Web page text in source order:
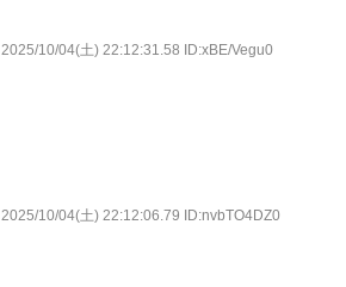
2025/10/04(土) 22:12:31.58 ID:xBE/Vegu0
2025/10/04(土) 22:12:06.79 ID:nvbTO4DZ0